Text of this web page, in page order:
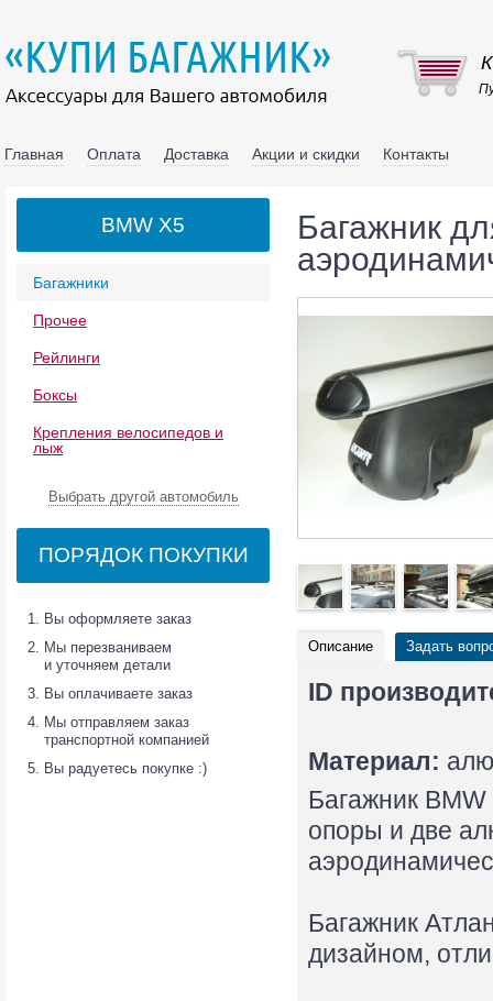
Главная Оплата Доставка Акции и скидки Контакты
Багажники
Прочее
Рейлинги
Боксы
Крепления велосипедов и
лыж
Выбрать другой автомобиль
ПОРЯДОК ПОКУПКИ
Вы оформляете заказ
Мы перезваниваем
и уточняем детали
Вы оплачиваете заказ
Мы отправляем заказ
транспортной компанией
Вы радуетесь покупке :)
Багажник
Описание Задать
ID
Материал:
Багажник
опоры и две
Багажник
дизайном,
BMW X5